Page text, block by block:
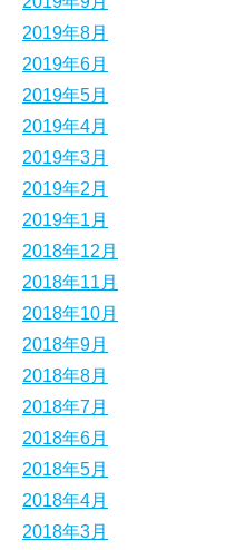
2019年8月
2019年6月
2019年5月
2019年4月
2019年3月
2019年2月
2019年1月
2018年12月
2018年11月
2018年10月
2018年9月
2018年8月
2018年7月
2018年6月
2018年5月
2018年4月
2018年3月